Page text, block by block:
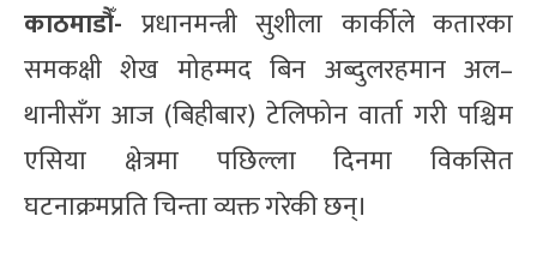
काठमाडौँ- प्रधानमन्त्री सुशीला कार्कीले कतारका
समकक्षी शेख मोहम्मद बिन अब्दुलरहमान अल–
थानीसँग आज (बिहीबार) टेलिफोन वार्ता गरी पश्चिम
एसिया क्षेत्रमा पछिल्ला दिनमा विकसित
घटनाक्रमप्रति चिन्ता व्यक्त गरेकी छन्।